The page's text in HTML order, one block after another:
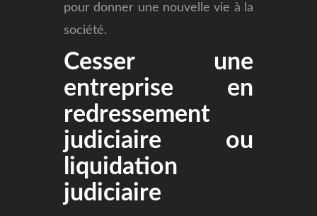
pour donner une nouvelle vie à la
société.
Cesser une
entreprise en
redressement
judiciaire ou
liquidation
judiciaire